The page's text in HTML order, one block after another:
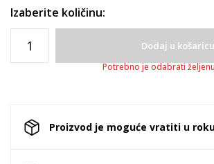
Izaberite količinu:
Dodaj u košaricu
Potrebno je odabrati
Proizvod je moguće vratiti u